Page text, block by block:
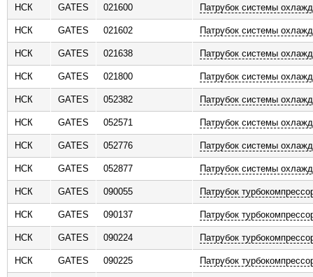
д
е
ь
НСК GATES 021600 Патрубок системы
НСК GATES 021602 Патрубок системы
НСК GATES 021638 Патрубок системы
НСК GATES 021800 Патрубок системы
НСК GATES 052382 Патрубок системы
НСК GATES 052571 Патрубок системы
НСК GATES 052776 Патрубок системы
НСК GATES 052877 Патрубок системы
НСК GATES 090055 Патрубок
НСК GATES 090137 Патрубок
НСК GATES 090224 Патрубок
НСК GATES 090225 Патрубок